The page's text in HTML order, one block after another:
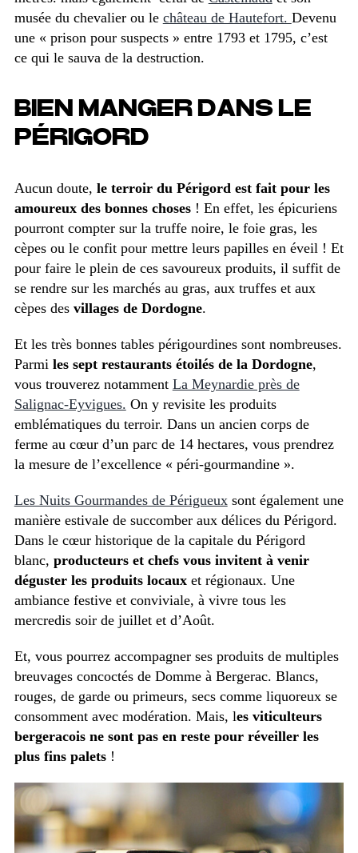
musée du chevalier ou le château de Hautefort. Devenu
une « prison pour suspects » entre 1793 et 1795, c’est
ce qui le sauva de la destruction.
BIEN MANGER DANS LE
PÉRIGORD
Aucun doute, le terroir du Périgord est fait pour les
amoureux des bonnes choses! En effet, les épicuriens
pourront compter sur la truffe noire, le foie gras, les
cèpes ou le confit pour mettre leurs papilles en éveil ! Et
pour faire le plein de ces savoureux produits, il suffit de
se rendre sur les marchés au gras, aux truffes et aux
cèpes des villages de Dordogne.
Et les très bonnes tables périgourdines sont nombreuses.
Parmi les sept restaurants étoilés de la Dordogne,
vous trouverez notamment La Meynardie près de
Salignac-Eyvigues. On y revisite les produits
emblématiques du terroir. Dans un ancien corps de
ferme au cœur d’un parc de 14 hectares, vous prendrez
la mesure de l’excellence « péri-gourmandine ».
Les Nuits Gourmandes de Périgueuxsont également une
manière estivale de succomber aux délices du Périgord.
Dans le cœur historique de la capitale du Périgord
blanc, producteurs et chefs vous invitent à venir
déguster les produits locaux et régionaux. Une
ambiance festive et conviviale, à vivre tous les
mercredis soir de juillet et d’Août.
Et, vous pourrez accompagner ses produits de multiples
breuvages concoctés de Domme à Bergerac. Blancs,
rouges, de garde ou primeurs, secs comme liquoreux se
consomment avec modération. Mais, les viticulteurs
bergeracois ne sont pas en reste pour réveiller les
plus fins palets !